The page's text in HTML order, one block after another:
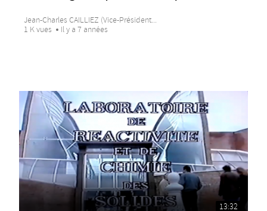
Jean-Charles CAILLIEZ (Vice-Président...
1 K vues
Il y a 7 années
13:32